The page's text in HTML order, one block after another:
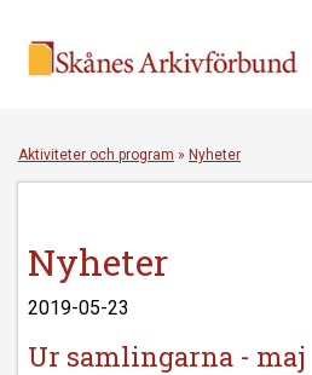
Aktiviteter och program » Nyheter
Nyheter
2019-05-23
Ur samlingarna - maj